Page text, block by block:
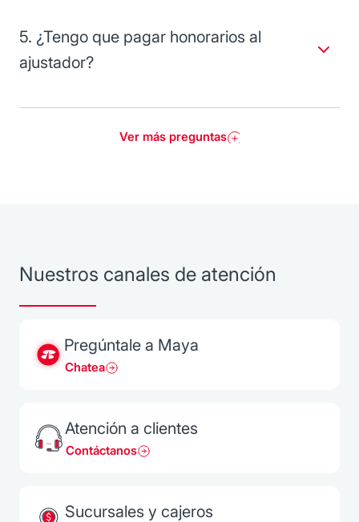
5. ¿Tengo que pagar honorarios al
ajustador?
Ver más preguntas
Nuestros canales de atención
Pregúntale a Maya
Chatea
Atención a clientes
Contáctanos
Sucursales y cajeros